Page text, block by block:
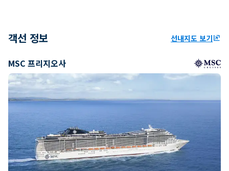
객선 정보 선내지도 보기ungroup
MSC 프리지오사